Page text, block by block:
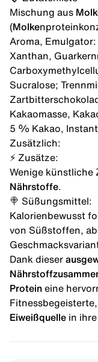
Mischung aus
(Molke
Aroma, Emulgator:
Xanthan,
Sucralose;
Kakaomasse,
5 % Kakao, Instant
Zusätzlich:
⚡ Zusätze:
Wenige künstliche
Nährstoffe
🍭 Süßungsmittel:
Kalorienbewusst
von Süßstoffen,
Dank dieser
Protein eine
Eiweißquelle in